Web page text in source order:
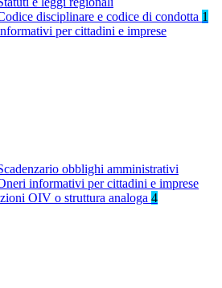
disciplinare e codice di condotta 1
per cittadini e imprese
obblighi amministrativi
informativi per cittadini e imprese
OIV o struttura analoga 4